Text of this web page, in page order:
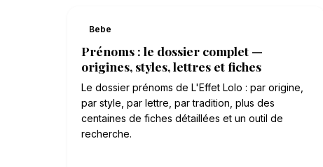
Bebe
Prénoms : le dossier complet —
origines, styles, lettres et fiches
Le dossier prénoms de L'Effet Lolo : par origine,
par style, par lettre, par tradition, plus des
centaines de fiches détaillées et un outil de
recherche.